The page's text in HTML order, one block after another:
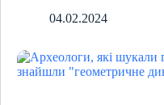
04.02.2024